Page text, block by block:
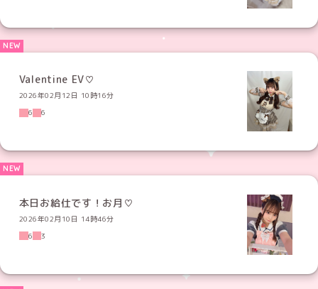
Valentine EV♡
2026年02月12日 10時16分
6
6
本日お給仕です！お月♡
2026年02月10日 14時46分
6
3